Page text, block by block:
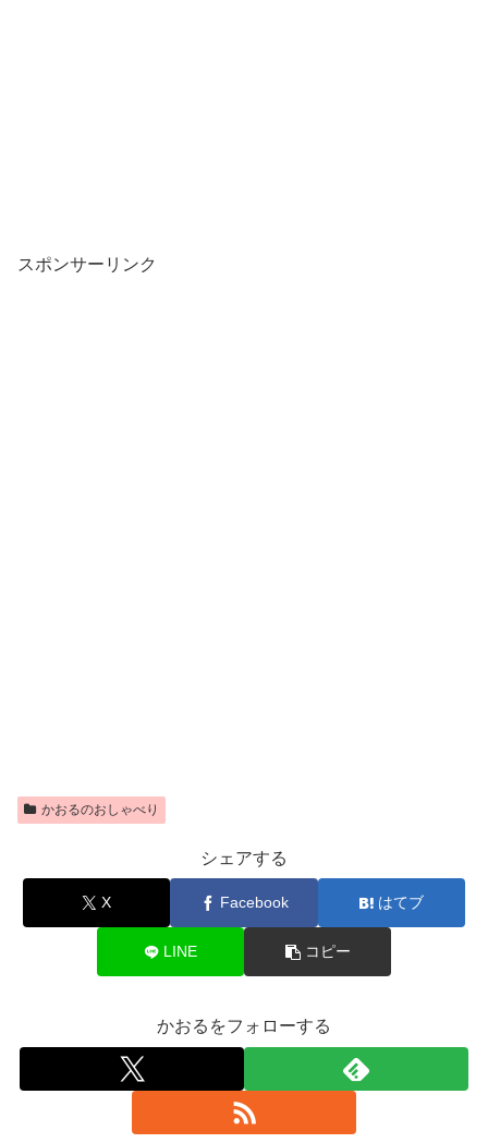
スポンサーリンク
かおるのおしゃべり
シェアする
X Facebook はてブ
LINE コピー
かおるをフォローする